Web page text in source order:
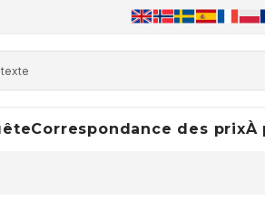
Correspondance des prixÀ